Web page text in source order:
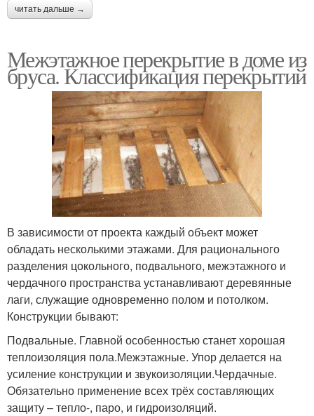
читать дальше →
Межэтажное перекрытие в доме из
бруса. Классификация перекрытий
В зависимости от проекта каждый объект может
обладать несколькими этажами. Для рационального
разделения цокольного, подвального, межэтажного и
чердачного пространства устанавливают деревянные
лаги, служащие одновременно полом и потолком.
Конструкции бывают:
Подвальные. Главной особенностью станет хорошая
теплоизоляция пола.Межэтажные. Упор делается на
усиление конструкции и звукоизоляции.Чердачные.
Обязательно применение всех трёх составляющих
защиту – тепло-, паро, и гидроизоляций.